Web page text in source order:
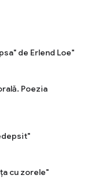
de Erlend Loe"
Poezia
cu zorele"